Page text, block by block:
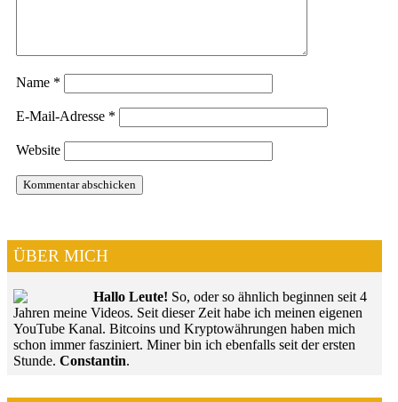
Name *
E-Mail-Adresse *
Website
ÜBER MICH
Hallo Leute! So, oder so ähnlich beginnen seit 4
Jahren meine Videos. Seit dieser Zeit habe ich meinen eigenen
YouTube Kanal. Bitcoins und Kryptowährungen haben mich
schon immer fasziniert. Miner bin ich ebenfalls seit der ersten
Stunde. Constantin.